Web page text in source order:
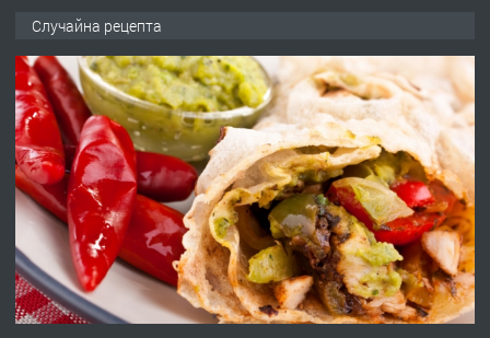
преди 10 месеца
ПРЕДЛАГА
Професионална броячна машина -
със сертификат от ЕЦБ
преди 1 година
ПРЕДЛАГА
Професионална зеленчукорезачка
Случайна рецепта